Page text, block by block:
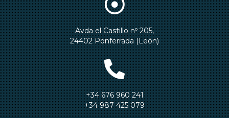
Avda el Castillo nº 205,
24402 Ponferrada (León)
+34 676 960 241
+34 987 425 079